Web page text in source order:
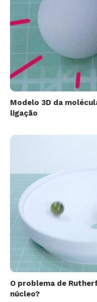
Modelo 3D da
ligação
O problema de
núcleo?